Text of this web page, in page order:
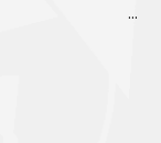
...